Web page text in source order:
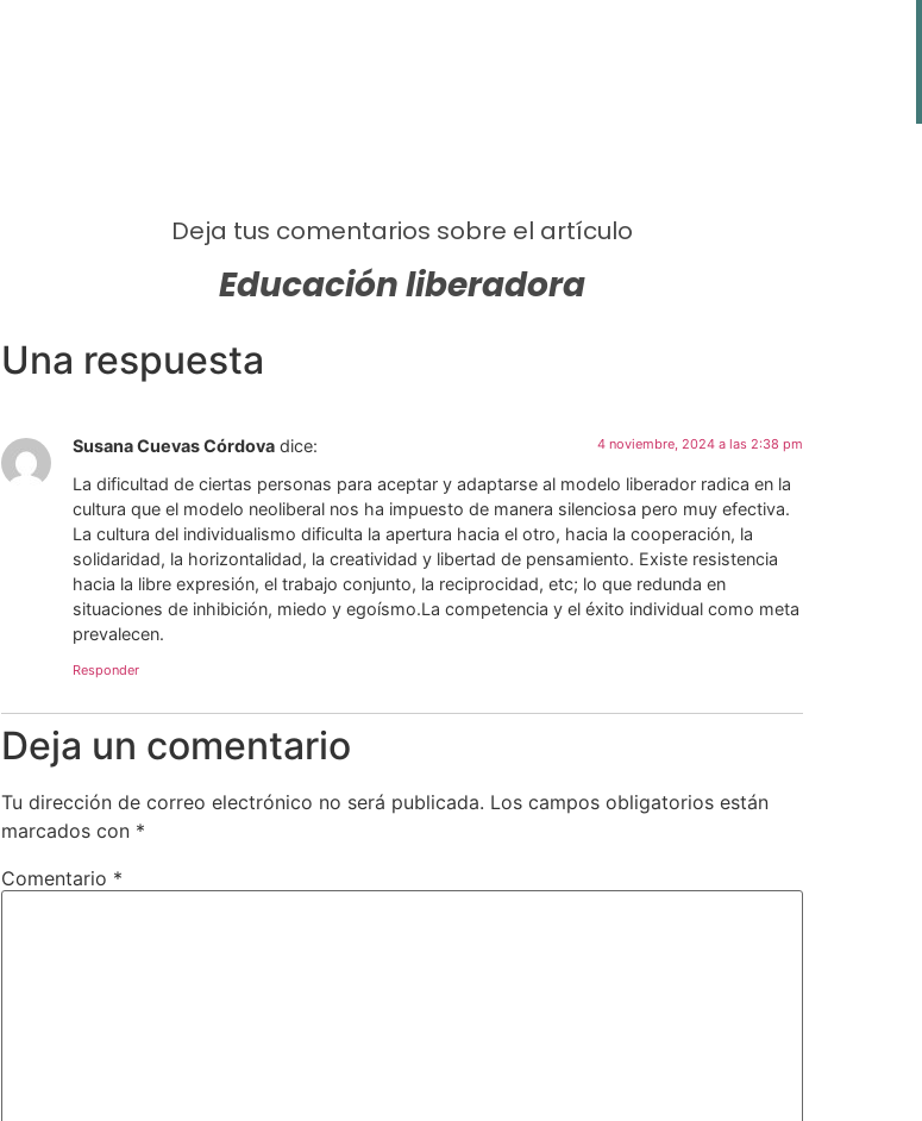
Deja tus comentarios sobre el artículo
Educación liberadora
Una respuesta
Susana Cuevas Córdova dice: 4 noviembre, 2024 a las 2:38 pm
La dificultad de ciertas personas para aceptar y adaptarse al modelo liberador radica en la
cultura que el modelo neoliberal nos ha impuesto de manera silenciosa pero muy efectiva.
La cultura del individualismo dificulta la apertura hacia el otro, hacia la cooperación, la
solidaridad, la horizontalidad, la creatividad y libertad de pensamiento. Existe resistencia
hacia la libre expresión, el trabajo conjunto, la reciprocidad, etc; lo que redunda en
situaciones de inhibición, miedo y egoísmo.La competencia y el éxito individual como meta
prevalecen.
Responder
Deja un comentario
Tu dirección de correo electrónico no será publicada. Los campos obligatorios están
marcados con *
Comentario *